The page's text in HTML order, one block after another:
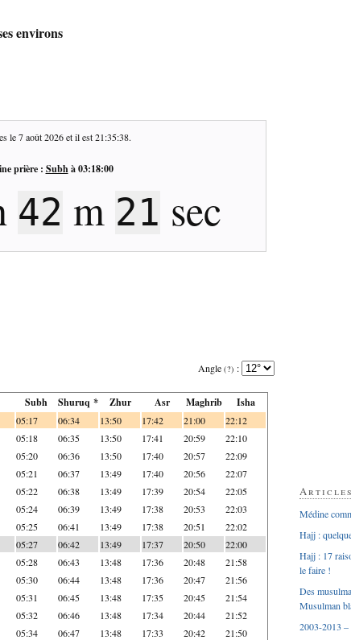
environs
le7 août 2026et il est21:35:39.
prière : Subhà03:18:00
42 m 20 sec
Angle (?) :
Subh Shuruq * Zhur Asr Maghrib Isha
05:17 06:34 13:50 17:42 21:00 22:12
05:18 06:35 13:50 17:41 20:59 22:10
05:20 06:36 13:50 17:40 20:57 22:09
05:21 06:37 13:49 17:40 20:56 22:07
05:22 06:38 13:49 17:39 20:54 22:05
05:24 06:39 13:49 17:38 20:53 22:03
05:25 06:41 13:49 17:38 20:51 22:02
05:27 06:42 13:49 17:37 20:50 22:00
05:28 06:43 13:48 17:36 20:48 21:58
05:30 06:44 13:48 17:36 20:47 21:56
05:31 06:45 13:48 17:35 20:45 21:54
05:32 06:46 13:48 17:34 20:44 21:52
05:34 06:47 13:48 17:33 20:42 21:50
Médine
Hajj :
Hajj : 17
le faire !
Des
Musulman
2003-2013 –